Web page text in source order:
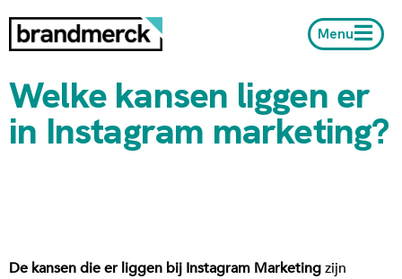
Menu
Welke kansen liggen er
in Instagram marketing?
De kansen die er liggen bij Instagram Marketingzijn